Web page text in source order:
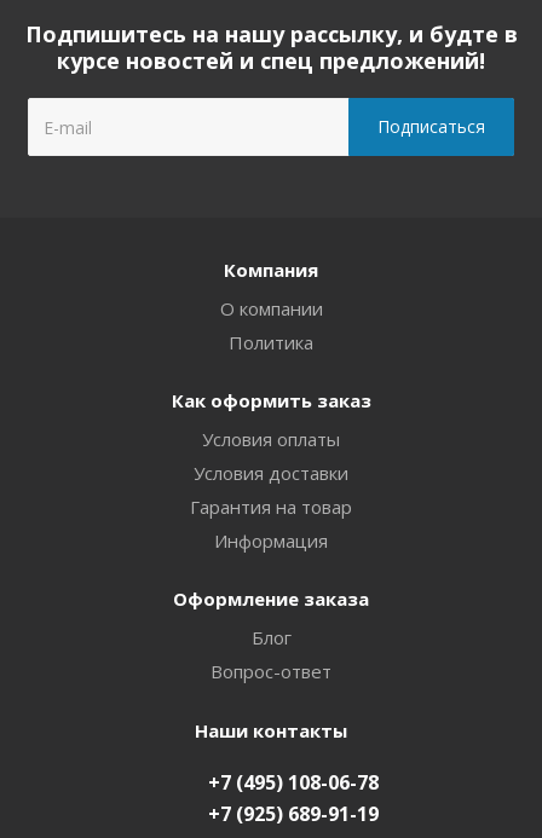
Подпишитесь на нашу рассылку, и будте в
курсе новостей и спец предложений!
Компания
О компании
Политика
Как оформить заказ
Условия оплаты
Условия доставки
Гарантия на товар
Информация
Оформление заказа
Блог
Вопрос-ответ
Наши контакты
+7 (495) 108-06-78
+7 (925) 689-91-19